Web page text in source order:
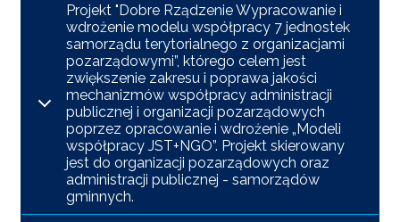
Projekt "Dobre Rządzenie Wypracowanie i
wdrożenie modelu współpracy 7 jednostek
samorządu terytorialnego z organizacjami
pozarządowymi”, którego celem jest
zwiększenie zakresu i poprawa jakości
mechanizmów współpracy administracji
publicznej i organizacji pozarządowych
poprzez opracowanie i wdrożenie „Modeli
współpracy JST+NGO”. Projekt skierowany
jest do organizacji pozarządowych oraz
administracji publicznej - samorządów
gminnych.